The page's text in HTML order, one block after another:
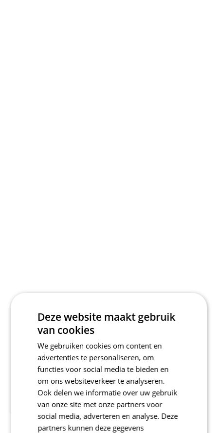
Deze website maakt gebruik
van cookies
We gebruiken cookies om content en
advertenties te personaliseren, om
functies voor social media te bieden en
om ons websiteverkeer te analyseren.
Ook delen we informatie over uw gebruik
van onze site met onze partners voor
social media, adverteren en analyse. Deze
partners kunnen deze gegevens